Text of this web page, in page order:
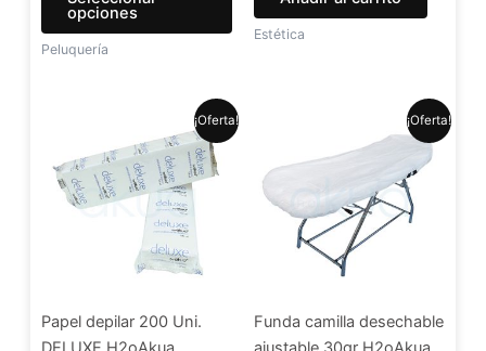
opciones
página
de
Peluquería
Estética
¡Oferta!
Papel depilar 200 Uni.
original
era:
7,99 €.
actual
es:
6,49 €.
¡Oferta!
Funda camilla desechable
original
era:
actual
1,20 €.